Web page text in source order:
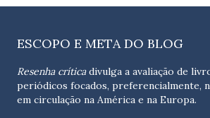
ESCOPO E META DO BLOG
Resenha críticadivulga a avaliação de
periódicos focados, preferencialmente,
em circulação na América e na Europa.